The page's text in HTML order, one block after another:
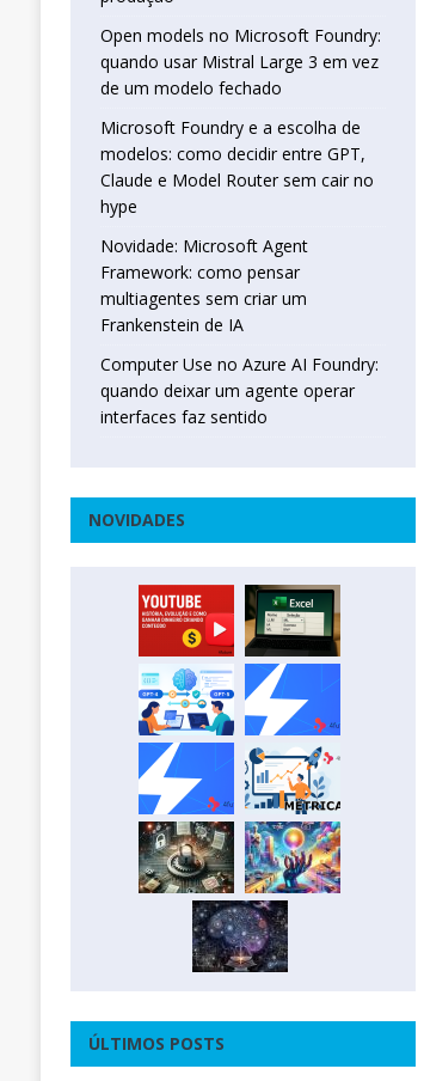
Open models no Microsoft Foundry:
quando usar Mistral Large 3 em vez
de um modelo fechado
Microsoft Foundry e a escolha de
modelos: como decidir entre GPT,
Claude e Model Router sem cair no
hype
Novidade: Microsoft Agent
Framework: como pensar
multiagentes sem criar um
Frankenstein de IA
Computer Use no Azure AI Foundry:
quando deixar um agente operar
interfaces faz sentido
NOVIDADES
ÚLTIMOS POSTS